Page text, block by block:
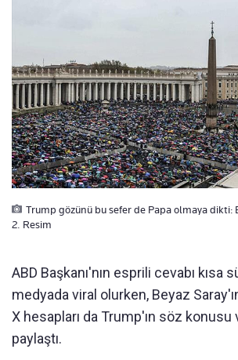
Trump gözünü bu sefer de Papa olmaya dikti:
2. Resim
ABD Başkanı'nın esprili cevabı kısa
medyada viral olurken, Beyaz
X hesapları da Trump'ın söz
paylaştı.